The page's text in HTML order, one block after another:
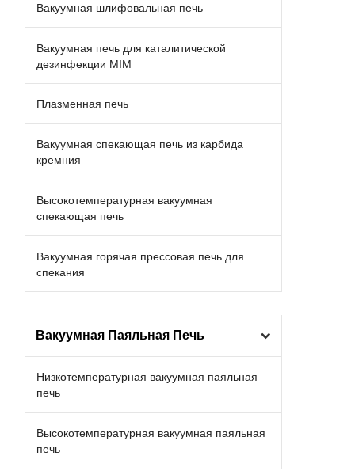
Вакуумная шлифовальная печь
Вакуумная печь для каталитической
дезинфекции MIM
Плазменная печь
Вакуумная спекающая печь из карбида
кремния
Высокотемпературная вакуумная
спекающая печь
Вакуумная горячая прессовая печь для
спекания
Вакуумная Паяльная Печь
Низкотемпературная вакуумная паяльная
печь
Высокотемпературная вакуумная паяльная
печь